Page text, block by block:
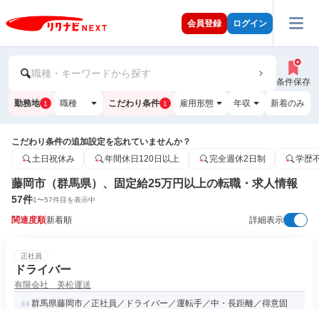
会員登録 ログイン
職種・キーワードから探す
条件保存
勤務地 1 職種 こだわり条件 1 雇用形態 年収 新着のみ
こだわり条件の追加設定を忘れていませんか？
土日祝休み
年間休日120日以上 完全週休2日制 学歴
藤岡市（群馬県）、固定給25万円以上の転職・求人情報
57件1〜57件目を表示中
関連度順新着順 詳細表示
正社員
ドライバー
有限会社 美松運送
群馬県藤岡市／正社員／ドライバー／運転手／中・長距離／得意固